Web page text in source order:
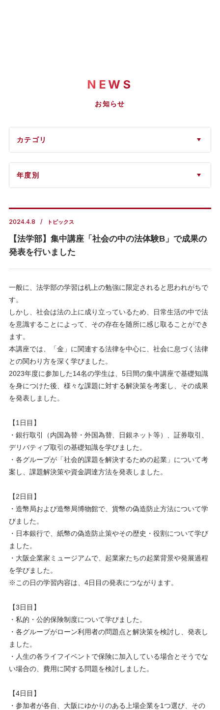
NEWS
お知らせ
2024.4.8 トピックス
【法学部】集中講座「社会の中の法体験B」で成果の
発表を行いました
一般に、法学部の学習は机上の勉強に限定されると思われがちで
す。
しかし、社会は法の上に成り立っているため、日常生活の中で法
を意識することによって、その存在を随所に感じ取ることができ
ます。
本講座では、「金」に関連する法律を中心に、社会に息づく法律
との関わり方を深く学びました。
2023年度に参加した14名の学生は、5日間の集中講座で基礎知識
を身につけた後、様々な課題に対する解決策を考案し、その成果
を発表しました。
【1日目】
・銀行取引（内国為替・外国為替、日銀ネット等）、証券取引、
デリバティブ取引の基礎知識を学びました。
・各グループが「社会的課題を解決するための起業」について考
案し、課題解決策や資金調達方法を発表しました。
【2日目】
・造幣局および造幣局博物館で、貨幣の偽造防止方法について学
びました。
・日本銀行で、紙幣の偽造防止策やその歴史・役割について学び
ました。
・大阪企業家ミュージアムで、起業家たちの起業背景や発展過程
を学びました。
※この日の学習内容は、4日目の発表につながります。
【3日目】
・私的・公的保険制度について学びました。
・各グループがローン利用者の問題点と解決策を検討し、発表し
ました。
・人生の各ライフイベントで保険に加入している場合とそうでな
い場合の、費用に関する問題を検討しました。
【4日目】
・参加者が各自、大阪にゆかりのある上場企業を1つ選び、その
カテゴリ
年度別